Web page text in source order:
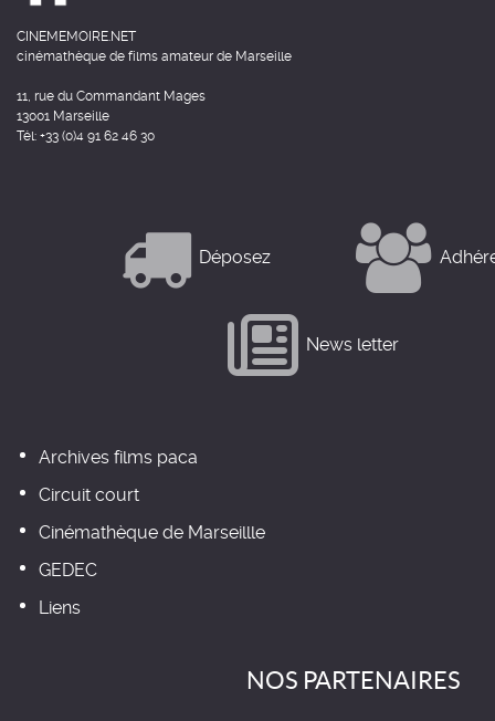
CINEMEMOIRE.NET
cinémathèque de films amateur de Marseille
11, rue du Commandant Mages
13001 Marseille
Tél: +33 (0)4 91 62 46 30
Déposez
News letter
Archives films paca
Circuit court
Cinémathèque de Marseillle
GEDEC
Liens
NOS PARTENAIRES